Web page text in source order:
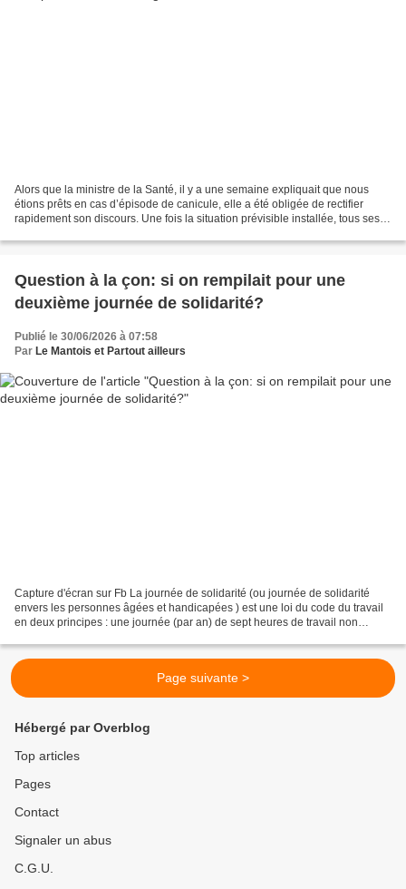
Alors que la ministre de la Santé, il y a une semaine expliquait que nous
étions prêts en cas d’épisode de canicule, elle a été obligée de rectifier
rapidement son discours. Une fois la situation prévisible installée, tous ses
Question à la çon: si on rempilait pour une
deuxième journée de solidarité?
Publié le 30/06/2026 à 07:58
Par Le Mantois et Partout ailleurs
Capture d'écran sur Fb La journée de solidarité (ou journée de solidarité
envers les personnes âgées et handicapées ) est une loi du code du travail
en deux principes : une journée (par an) de sept heures de travail non
Page suivante >
Hébergé par Overblog
Top articles
Pages
Contact
Signaler un abus
C.G.U.